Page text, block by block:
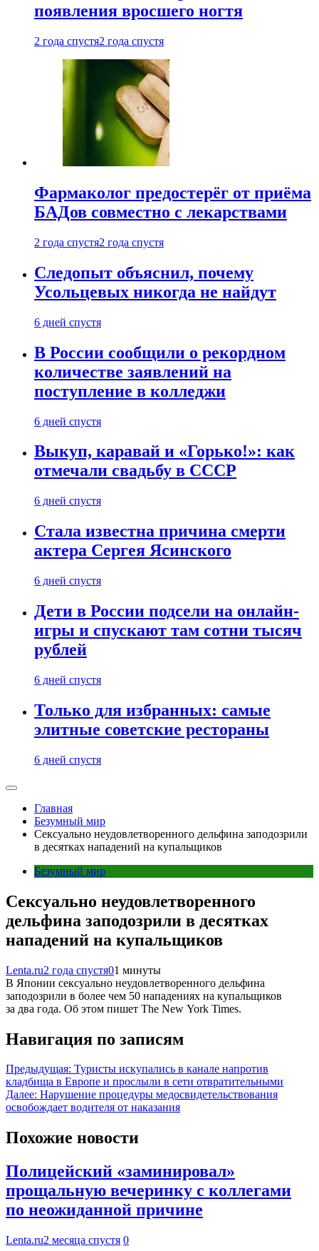
появления вросшего ногтя
2 года спустя2 года спустя
Фармаколог предостерёг от приёма
БАДов совместно с лекарствами
2 года спустя2 года спустя
Следопыт объяснил, почему
Усольцевых никогда не найдут
6 дней спустя
В России сообщили о рекордном
количестве заявлений на
поступление в колледжи
6 дней спустя
Выкуп, каравай и «Горько!»: как
отмечали свадьбу в СССР
6 дней спустя
Стала известна причина смерти
актера Сергея Ясинского
6 дней спустя
Дети в России подсели на онлайн-
игры и спускают там сотни тысяч
рублей
6 дней спустя
Только для избранных: самые
элитные советские рестораны
6 дней спустя
Главная
Безумный мир
Сексуально неудовлетворенного дельфина заподозрили
в десятках нападений на купальщиков
Безумный мир
Сексуально неудовлетворенного
дельфина заподозрили в десятках
нападений на купальщиков
Lenta.ru2 года спустя01 минуты
В Японии сексуально неудовлетворенного дельфина
заподозрили в более чем 50 нападениях на купальщиков
за два года. Об этом пишет The New York Times.
Навигация по записям
Предыдущая: Туристы искупались в канале напротив
кладбища в Европе и прослыли в сети отвратительными
Далее: Нарушение процедуры медосвидетельствования
освобождает водителя от наказания
Похожие новости
Полицейский «заминировал»
прощальную вечеринку с коллегами
по неожиданной причине
Lenta.ru2 месяца спустя 0